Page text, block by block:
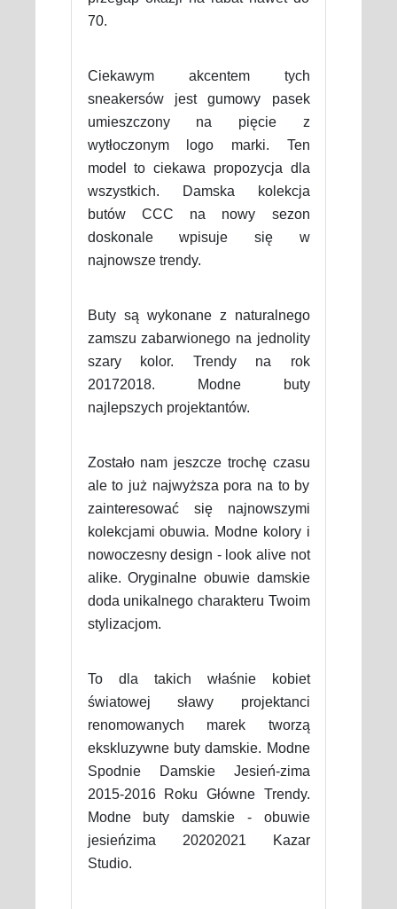
70.
Ciekawym akcentem tych
sneakersów jest gumowy pasek
umieszczony na pięcie z
wytłoczonym logo marki. Ten
model to ciekawa propozycja dla
wszystkich. Damska kolekcja
butów CCC na nowy sezon
doskonale wpisuje się w
najnowsze trendy.
Buty są wykonane z naturalnego
zamszu zabarwionego na jednolity
szary kolor. Trendy na rok
20172018. Modne buty
najlepszych projektantów.
Zostało nam jeszcze trochę czasu
ale to już najwyższa pora na to by
zainteresować się najnowszymi
kolekcjami obuwia. Modne kolory i
nowoczesny design - look alive not
alike. Oryginalne obuwie damskie
doda unikalnego charakteru Twoim
stylizacjom.
To dla takich właśnie kobiet
światowej sławy projektanci
renomowanych marek tworzą
ekskluzywne buty damskie. Modne
Spodnie Damskie Jesień-zima
2015-2016 Roku Główne Trendy.
Modne buty damskie - obuwie
jesieńzima 20202021 Kazar
Studio.